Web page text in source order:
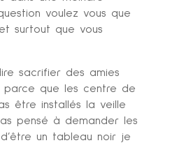
voulez vous que
surtout que vous
sacrifier des amies
parce que les centre de
être installés la veille
pensé à demander les
un tableau noir je